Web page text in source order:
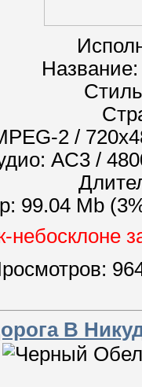
2 /
AC3 /
99.04 Mb
небосклоне
В